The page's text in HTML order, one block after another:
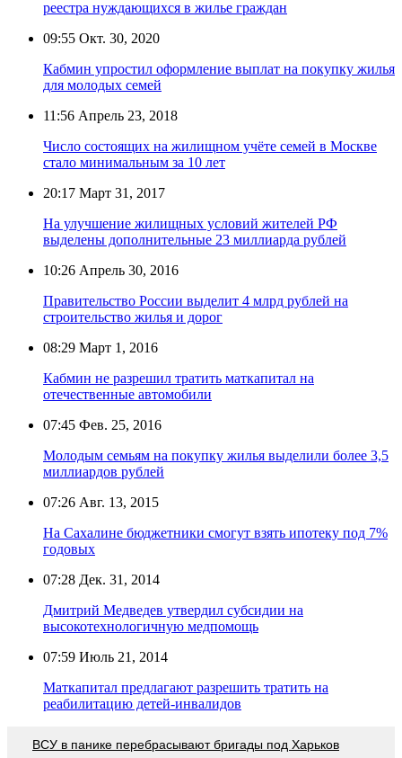
реестра нуждающихся в жилье граждан
09:55 Окт. 30, 2020
Кабмин упростил оформление выплат на покупку жилья
для молодых семей
11:56 Апрель 23, 2018
Число состоящих на жилищном учёте семей в Москве
стало минимальным за 10 лет
20:17 Март 31, 2017
На улучшение жилищных условий жителей РФ
выделены дополнительные 23 миллиарда рублей
10:26 Апрель 30, 2016
Правительство России выделит 4 млрд рублей на
строительство жилья и дорог
08:29 Март 1, 2016
Кабмин не разрешил тратить маткапитал на
отечественные автомобили
07:45 Фев. 25, 2016
Молодым семьям на покупку жилья выделили более 3,5
миллиардов рублей
07:26 Авг. 13, 2015
На Сахалине бюджетники смогут взять ипотеку под 7%
годовых
07:28 Дек. 31, 2014
Дмитрий Медведев утвердил субсидии на
высокотехнологичную медпомощь
07:59 Июль 21, 2014
Маткапитал предлагают разрешить тратить на
реабилитацию детей-инвалидов
ВСУ в панике перебрасывают бригады под Харьков